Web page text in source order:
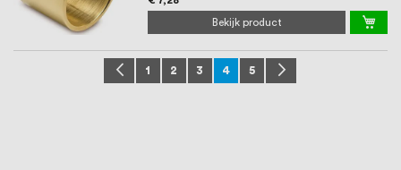
Bekijk product
Pagina Pagina
Vorige
Pagina
1 Pagina
2 Pagina
3 U lees momenteel pagina
4 Pagina
5 Pagina
Volgende